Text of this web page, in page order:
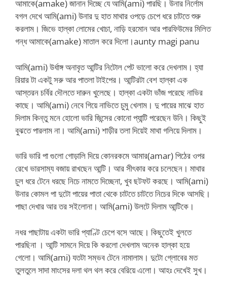
আমাকে(amake) জানান দিচ্ছে যে আমি(ami) পারছি। উনার নির্লোম
বগল দেখে আমি(ami) উনার দু হাত মাথার ওপড়ে চেপে ধরে চাটতে শুরু
করলাম। জিভে হাল্কা লোমের খোচা, নাড়ি হরমোন আর পারফিউমের মিলিত
গন্ধ আমাকে(amake) মাতাল করে দিলো।aunty magi panu
আমি(ami) উর্ধাঙ্গ অনাবৃত আন্টির নিটোল পেট ভালো করে দেখলাম। হ্যা
রিয়ার টা একটু সরু আর পাতলা টাইপের। আন্টিরটা বেশ হাল্কা এক
আস্তরন চর্বির দৌলতে দারুন খুলেছে। হাল্কা একটা ভাঁজ পরেছে নাভির
কাছে। আমি(ami) নেবে গিয়ে নাভিতে চুমু খেলাম। দু পায়ের মাঝে হাত
দিলাম কিন্তু মনে হোলো ভারি জিন্সের কোনো প্যান্টি পরেছেন উনি। কিছুই
বুঝতে পারলাম না। আমি(ami) শাড়ীর তলা দিয়েই মাথা গলিয়ে দিলাম।
ভারি ভারি পা গুলো গোড়ালি দিয়ে কোনরকমে আমার(amar) পিঠের ওপর
রেখে ভারসাম্য বজায় রাখছেন আন্টি। আর সীৎকার করে চলেছেন। মাথার
চুল ধরে টেনে ধরছে নিচে নামতে দিচ্ছেনা, খুব ছটফট করছে। আমি(ami)
উনার কোমল পা দুটো পায়ের পাতা থেকে চাটতে চাটতে নিচের দিকে আসছি।
পাছা দেখার আর তর সইলোনা। আমি(ami) উলটে দিলাম আন্টিকে।
নধর পাছাটায় একটা ভারি প্যাণ্টি চেপে বসে আছে। কিছুতেই খুলতে
পারছিনা । আন্টি সামনে দিয়ে কি করলো দেখলাম অনেক হাল্কা হয়ে
গেলো। আমি(ami) যতটা সম্ভব টেনে নামালাম। দুটো গ্লোবের মত
তুলতুলে সাদা মাংসের দলা থল থল করে বেরিয়ে এলো। আহঃ দেখেই সুখ।